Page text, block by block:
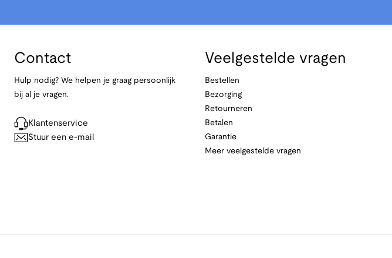
Contact
Hulp nodig? We helpen je graag persoonlijk
bij al je vragen.
Klantenservice
Stuur een e-mail
Veelgestelde vragen
Bestellen
Bezorging
Retourneren
Betalen
Garantie
Meer veelgestelde vragen